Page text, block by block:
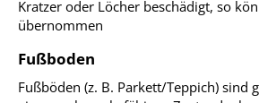
Kratzer oder Löcher beschädigt, so
übernommen
Fußboden
Fußböden (z. B. Parkett/Teppich) sind